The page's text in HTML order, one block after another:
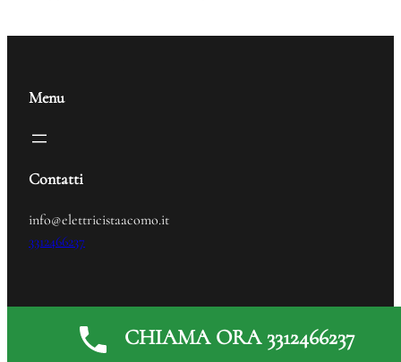
Menu
Contatti
info@elettricistaacomo.it
3312466237
CHIAMA ORA 3312466237
Generated by